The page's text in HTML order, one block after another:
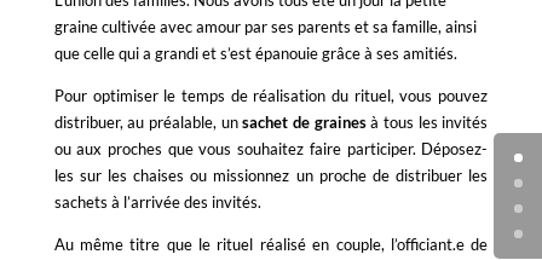
graine cultivée avec amour par ses parents et sa famille, ainsi
que celle qui a grandi et s’est épanouie grâce à ses amitiés.
Pour optimiser le temps de réalisation du rituel, vous pouvez
distribuer, au préalable, unsachet de grainesà tous les invités
ou aux proches que vous souhaitez faire participer. Déposez-
les sur les chaises ou missionnez un proche de distribuer les
sachets à l’arrivée des invités.
Au même titre que le rituel réalisé en couple, l’officiant.e de